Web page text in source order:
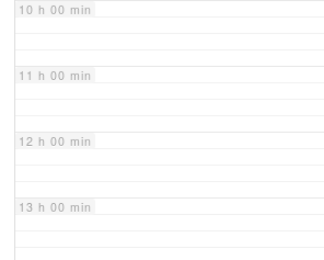
10 h 00 min
11 h 00 min
12 h 00 min
13 h 00 min